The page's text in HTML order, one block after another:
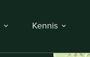
Kennis